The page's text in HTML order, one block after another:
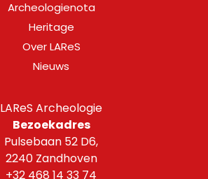
LAReS Archeologie
Bezoekadres
Pulsebaan 52 D6,
2240 Zandhoven
+32 468 14 33 74
Archeologienota
Heritage
Over LAReS
Nieuws